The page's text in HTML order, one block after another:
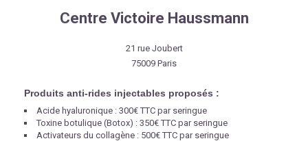
Centre Victoire Haussmann
21 rue Joubert
75009 Paris
Produits anti-rides injectables proposés :
Acide hyaluronique : 300€ TTC par seringue
Toxine botulique (Botox) : 350€ TTC par seringue
Activateurs du collagène : 500€ TTC par seringue